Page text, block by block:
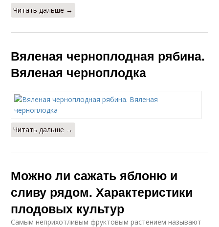
Читать дальше →
Вяленая черноплодная рябина.
Вяленая черноплодка
Читать дальше →
Можно ли сажать яблоню и
сливу рядом. Характеристики
плодовых культур
Самым неприхотливым фруктовым растением называют